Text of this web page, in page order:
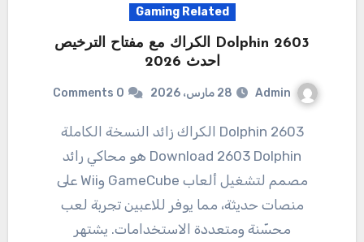
Gaming Related
Dolphin 2603 الكراك مع مفتاح الترخيص
احدث 2026
Admin 28 مارس، 2026 0 Comments
2603 Dolphin الكراك زائد النسخة الكاملة
Download 2603 Dolphin هو محاكي رائد
مصمم لتشغيل ألعاب GameCube وWii على
منصات حديثة، مما يوفر للاعبين تجربة لعب
محسّنة ومتعددة الاستخدامات. يشتهر